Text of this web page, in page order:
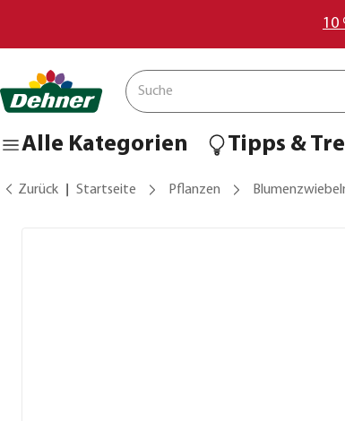
10
Alle Kategorien Tipps &
Zurück Startseite Pflanzen